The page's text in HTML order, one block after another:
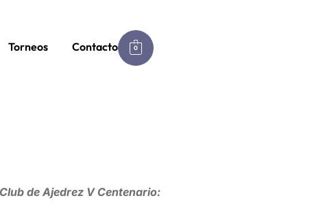
Torneos Contacto 0
de Ajedrez V Centenario: